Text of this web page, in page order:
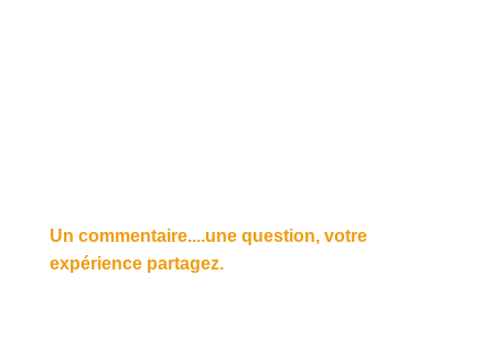
Un commentaire....une question, votre
expérience partagez.